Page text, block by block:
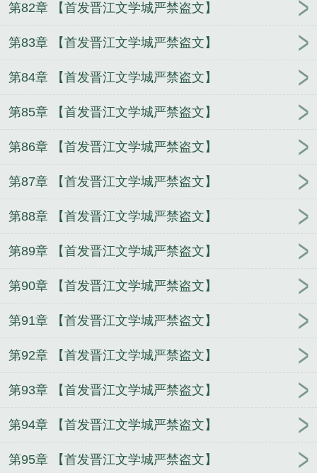
第82章 【首发晋江文学城严禁盗文】
第83章 【首发晋江文学城严禁盗文】
第84章 【首发晋江文学城严禁盗文】
第85章 【首发晋江文学城严禁盗文】
第86章 【首发晋江文学城严禁盗文】
第87章 【首发晋江文学城严禁盗文】
第88章 【首发晋江文学城严禁盗文】
第89章 【首发晋江文学城严禁盗文】
第90章 【首发晋江文学城严禁盗文】
第91章 【首发晋江文学城严禁盗文】
第92章 【首发晋江文学城严禁盗文】
第93章 【首发晋江文学城严禁盗文】
第94章 【首发晋江文学城严禁盗文】
第95章 【首发晋江文学城严禁盗文】